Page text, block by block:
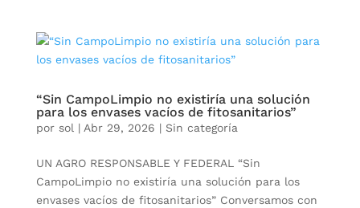
“Sin CampoLimpio no existiría una solución
para los envases vacíos de fitosanitarios”
por sol| Abr 29, 2026 | Sin categoría
UN AGRO RESPONSABLE Y FEDERAL “Sin
CampoLimpio no existiría una solución para los
envases vacíos de fitosanitarios” Conversamos con